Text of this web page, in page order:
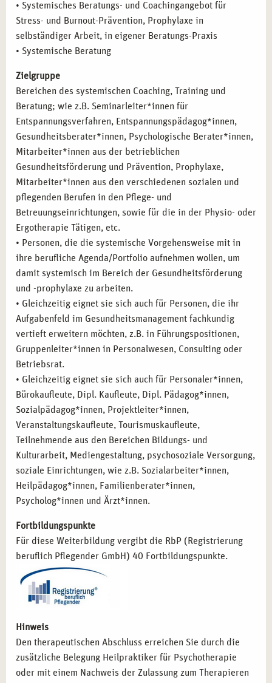
• Systemisches Beratungs- und Coachingangebot für
Stress- und Burnout-Prävention, Prophylaxe in
selbständiger Arbeit, in eigener Beratungs-Praxis
• Systemische Beratung
Zielgruppe
Bereichen des systemischen Coaching, Training und
Beratung; wie z.B. Seminarleiter*innen für
Entspannungsverfahren, Entspannungspädagog*innen,
Gesundheitsberater*innen, Psychologische Berater*innen,
Mitarbeiter*innen aus der betrieblichen
Gesundheitsförderung und Prävention, Prophylaxe,
Mitarbeiter*innen aus den verschiedenen sozialen und
pflegenden Berufen in den Pflege- und
Betreuungseinrichtungen, sowie für die in der Physio- oder
Ergotherapie Tätigen, etc.
• Personen, die die systemische Vorgehensweise mit in
ihre berufliche Agenda/Portfolio aufnehmen wollen, um
damit systemisch im Bereich der Gesundheitsförderung
und -prophylaxe zu arbeiten.
• Gleichzeitig eignet sie sich auch für Personen, die ihr
Aufgabenfeld im Gesundheitsmanagement fachkundig
vertieft erweitern möchten, z.B. in Führungspositionen,
Gruppenleiter*innen in Personalwesen, Consulting oder
Betriebsrat.
• Gleichzeitig eignet sie sich auch für Personaler*innen,
Bürokaufleute, Dipl. Kaufleute, Dipl. Pädagog*innen,
Sozialpädagog*innen, Projektleiter*innen,
Veranstaltungskaufleute, Tourismuskaufleute,
Teilnehmende aus den Bereichen Bildungs- und
Kulturarbeit, Mediengestaltung, psychosoziale Versorgung,
soziale Einrichtungen, wie z.B. Sozialarbeiter*innen,
Heilpädagog*innen, Familienberater*innen,
Psycholog*innen und Ärzt*innen.
Fortbildungspunkte
Für diese Weiterbildung vergibt die RbP (Registrierung
beruflich Pflegender GmbH) 40 Fortbildungspunkte.
Hinweis
Den therapeutischen Abschluss erreichen Sie durch die
zusätzliche Belegung Heilpraktiker für Psychotherapie
oder mit einem Nachweis der Zulassung zum Therapieren